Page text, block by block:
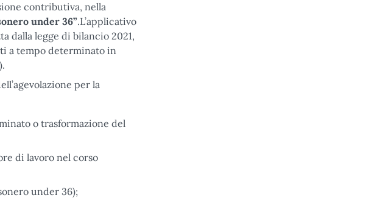
contributiva, nella
under 36”.L’applicativo
dalla legge di bilancio 2021,
a tempo determinato in
per la
o trasformazione del
di lavoro nel corso
under 36);